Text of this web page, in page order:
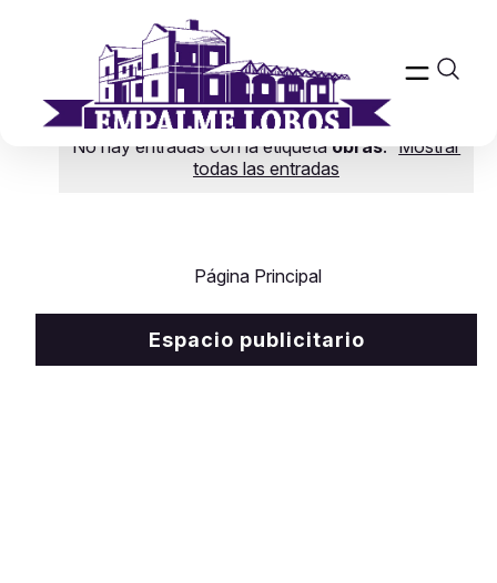
No hay entradas con la etiquetaobras. Mostrar
todas las entradas
Página Principal
Espacio publicitario